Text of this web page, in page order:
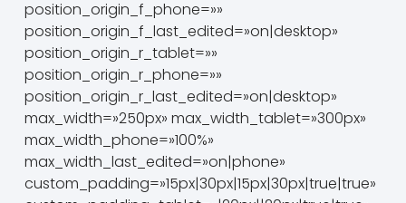
position_origin_f_phone=»»
position_origin_f_last_edited=»on|desktop»
position_origin_r_tablet=»»
position_origin_r_phone=»»
position_origin_r_last_edited=»on|desktop»
max_width=»250px» max_width_tablet=»300px»
max_width_phone=»100%»
max_width_last_edited=»on|phone»
custom_padding=»15px|30px|15px|30px|true|true»